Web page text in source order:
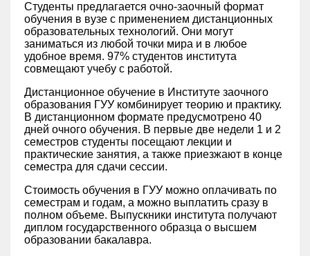
Студенты предлагается очно-заочный формат
обучения в вузе с применением дистанционных
образовательных технологий. Они могут
заниматься из любой точки мира и в любое
удобное время. 97% студентов института
совмещают учебу с работой.
Дистанционное обучение в Институте заочного
образования ГУУ комбинирует теорию и практику.
В дистанционном формате предусмотрено 40
дней очного обучения. В первые две недели 1 и 2
семестров студенты посещают лекции и
практические занятия, а также приезжают в конце
семестра для сдачи сессии.
Стоимость обучения в ГУУ можно оплачивать по
семестрам и годам, а можно выплатить сразу в
полном объеме. Выпускники института получают
диплом государственного образца о высшем
образовании бакалавра.